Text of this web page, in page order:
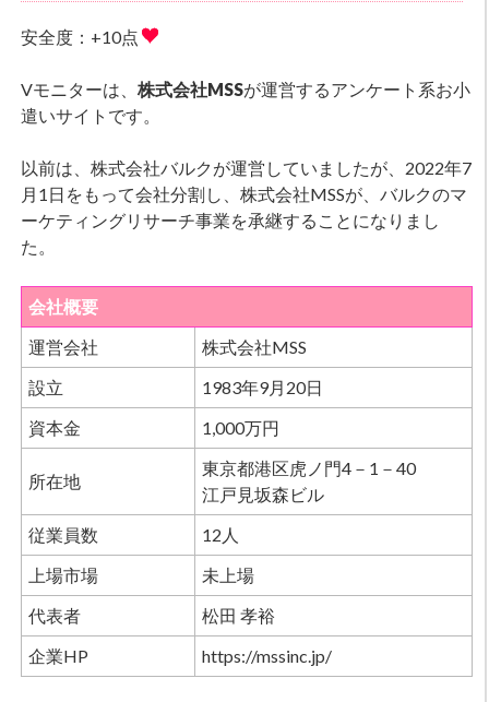
安全度：+10点
Vモニターは、 株式会社MSSが運営するアンケート系お小
遣いサイトです。
以前は、株式会社バルクが運営していましたが、2022年7
月1日をもって会社分割し、株式会社MSSが、バルクのマ
ーケティングリサーチ事業を承継することになりまし
た。
会社概要
運営会社
株式会社MSS
設立
1983年9月20日
資本金
1,000万円
所在地
東京都港区虎ノ門4－1－40
江戸見坂森ビル
従業員数
12人
上場市場
未上場
代表者
松田 孝裕
企業HP
https://mssinc.jp/